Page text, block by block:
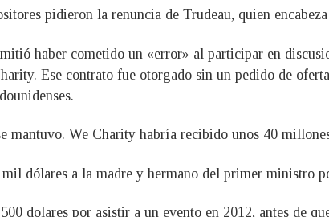
pidieron la renuncia de Trudeau, quien
haber cometido un «error» al participar en
Ese contrato fue otorgado sin un pedido de
We Charity habría recibido unos 40
dólares a la madre y hermano del primer ministro
dolares por asistir a un evento en 2012, antes de